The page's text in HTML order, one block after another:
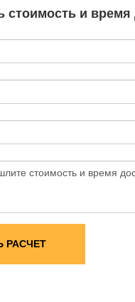
стоимость и время
РАСЧЕТ